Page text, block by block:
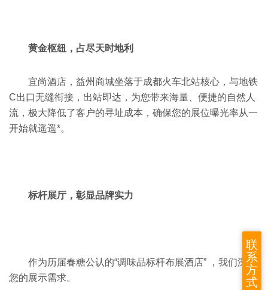
黄金枢纽，占尽天时地利
宜尚酒店，益州商城坐落于成都火车北站核心，与地铁
C出口无缝衔接，出站即达，为您带来海量、便捷的自然人
流，极大降低了客户的寻址成本，确保您的展位曝光率从一
开始就遥遥*。
标杆展厅，彰显品牌实力
作为历届春糖公认的“调味品标杆布展酒店” ，我们深谙
您的展示需求。
联
系
方
式